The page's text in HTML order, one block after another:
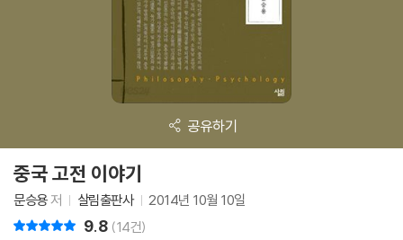
공유하기
중국 고전 이야기
문승용저 살림출판사 2014년 10월 10일
9.8 (14건)